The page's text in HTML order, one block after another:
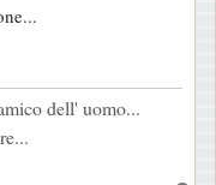
dell' uomo...